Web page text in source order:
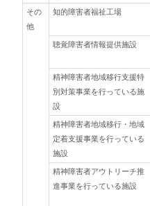
その
他
知的障害者福祉工場
聴覚障害者情報提供施設
精神障害者地域移行支援特
別対策事業を行っている施
設
精神障害者地域移行・地域
定着支援事業を行っている
施設
精神障害者アウトリーチ推
進事業を行っている施設